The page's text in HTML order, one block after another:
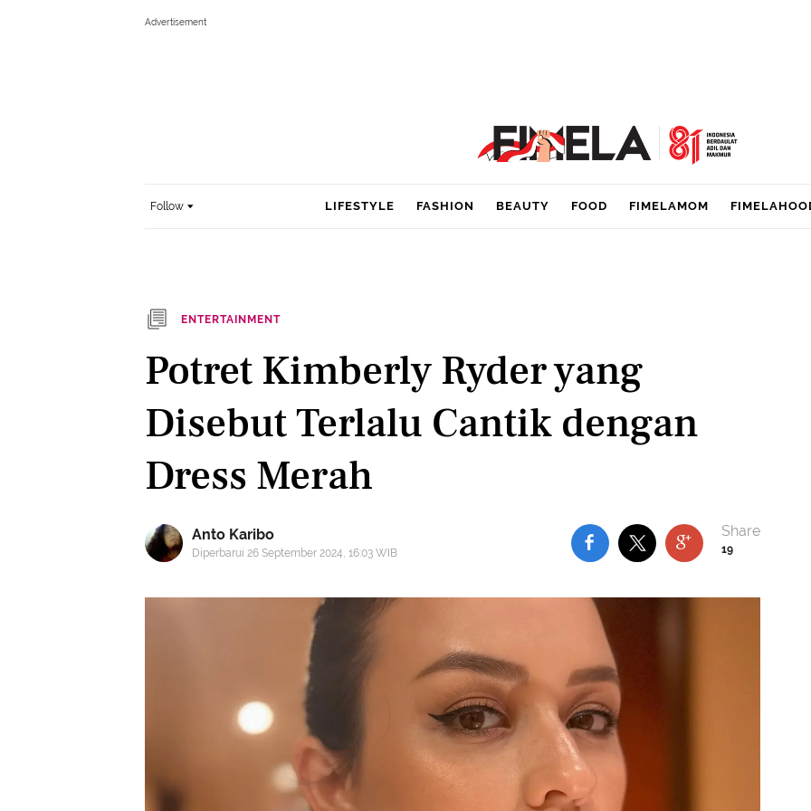
Follow LIFESTYLE FASHION BEAUTY FOOD FIMELAMOM
ENTERTAINMENT
Potret Kimberly Ryder yang
Disebut Terlalu Cantik dengan
Dress Merah
Anto Karibo
Diperbarui 26 September 2024, 16:03 WIB 19